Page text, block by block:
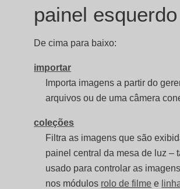
painel esquerdo
De cima para baixo:
importar
Importa imagens a partir do
arquivos ou de uma câmera
coleções
Filtra as imagens que são
painel central da mesa de luz –
usado para controlar as
nos módulos rolo de filme e